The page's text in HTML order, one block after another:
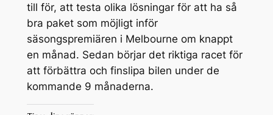
till för, att testa olika lösningar för att ha så
bra paket som möjligt inför
säsongspremiären i Melbourne om knappt
en månad. Sedan börjar det riktiga racet för
att förbättra och finslipa bilen under de
kommande 9 månaderna.